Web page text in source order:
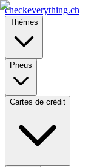
checkeverything.ch
Thèmes
Pneus
Cartes de crédit